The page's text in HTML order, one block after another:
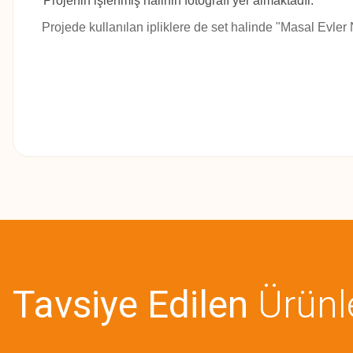
Projede kullanılan ipliklere de set halinde "Masal
Ürün bilgilerinde hatalar bulunuyor.
Ürün fiyatı diğer sitelerden daha pahalı.
Tavsiye Edilen